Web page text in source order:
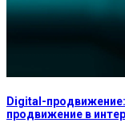
Digital-продвижение:
продвижение в